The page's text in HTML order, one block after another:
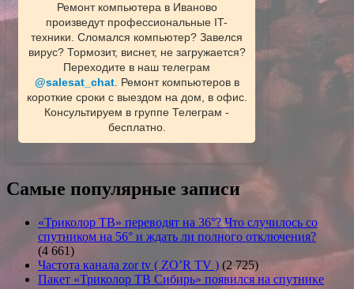
Ремонт компьютера в Иваново
произведут профессиональные IT-
техники. Сломался компьютер? Завелся
вирус? Тормозит, виснет, не загружается?
Переходите в наш телеграм
@salesat_chat. Ремонт компьютеров в
короткие сроки с выездом на дом, в офис.
Консультируем в группе Телеграм -
бесплатно.
Самые популярные записи
«Триколор ТВ» переводят на 36°? Что случилось со
спутником на 56° и ждать ли полного отключения?
(4 661)
Частота канала zor tv ( ZO’R TV ) (2 725)
Пакет «Триколор ТВ Сибирь» появился на спутнике